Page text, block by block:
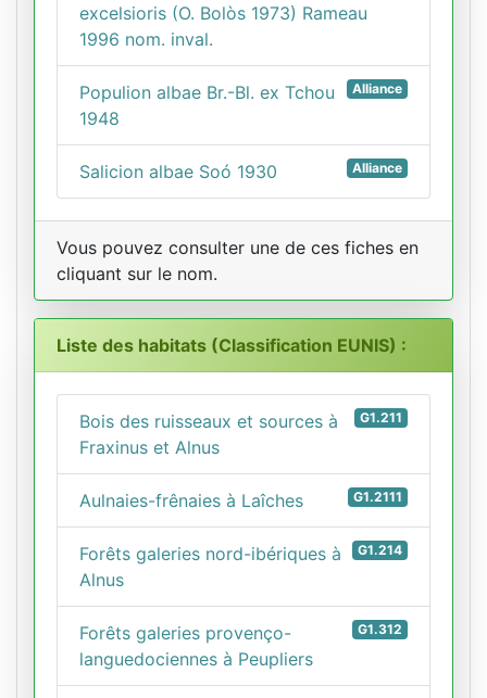
excelsioris (O. Bolòs 1973) Rameau
1996 nom. inval.
Alliance
Populion albae Br.-Bl. ex Tchou
1948
Alliance
Salicion albae Soó 1930
Vous pouvez consulter une de ces fiches en
cliquant sur le nom.
Liste des habitats (Classification EUNIS) :
G1.211
Bois des ruisseaux et sources à
Fraxinus et Alnus
G1.2111
Aulnaies-frênaies à Laîches
G1.214
Forêts galeries nord-ibériques à
Alnus
G1.312
Forêts galeries provenço-
languedociennes à Peupliers